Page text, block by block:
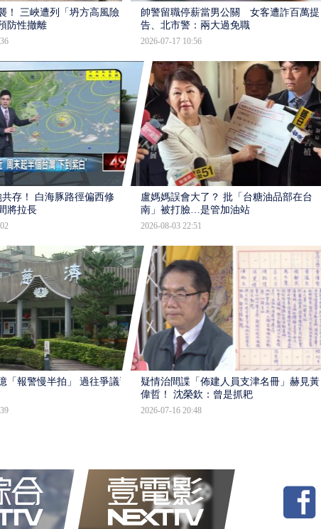
！ 三峽遭列「坍方高風險」
防性撤離
帥警留職停薪當男公關 女客遭詐百萬提
告、北市警：兩大過免職
2026-07-17 10:56
存！ 白海豚路徑偏西修
將拉長
盧媽媽誤會大了？ 批「台糖油品部在台
南」被打臉…是管加油站
2026-08-03 22:51
「報警慢半拍」 過往爭議遭
疑情治間諜「佈建人員支津名冊」赫見黃
偉哲！ 沈榮欽：曾是抓耙
2026-07-16 20:48